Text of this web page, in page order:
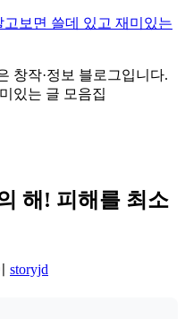
보면 쓸데 있고 재미있는
창작·정보 블로그입니다.
있는 글 모음집
해! 피해를 최소
storyjd